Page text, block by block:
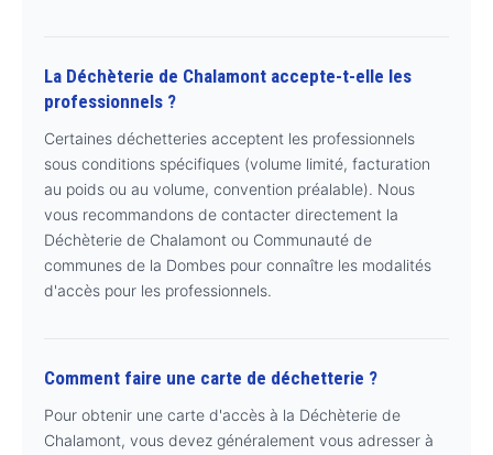
La Déchèterie de Chalamont accepte-t-elle les
professionnels ?
Certaines déchetteries acceptent les professionnels
sous conditions spécifiques (volume limité, facturation
au poids ou au volume, convention préalable). Nous
vous recommandons de contacter directement la
Déchèterie de Chalamont ou Communauté de
communes de la Dombes pour connaître les modalités
d'accès pour les professionnels.
Comment faire une carte de déchetterie ?
Pour obtenir une carte d'accès à la Déchèterie de
Chalamont, vous devez généralement vous adresser à